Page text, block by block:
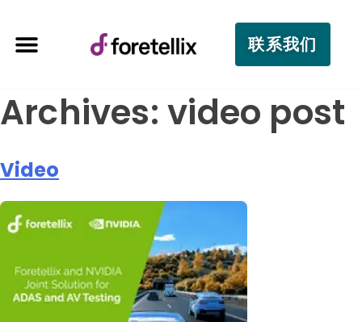
联系我们
Archives:video post
Video